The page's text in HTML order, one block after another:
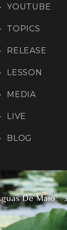
YOUTUBE
TOPICS
RELEASE
LESSON
MEDIA
LIVE
BLOG